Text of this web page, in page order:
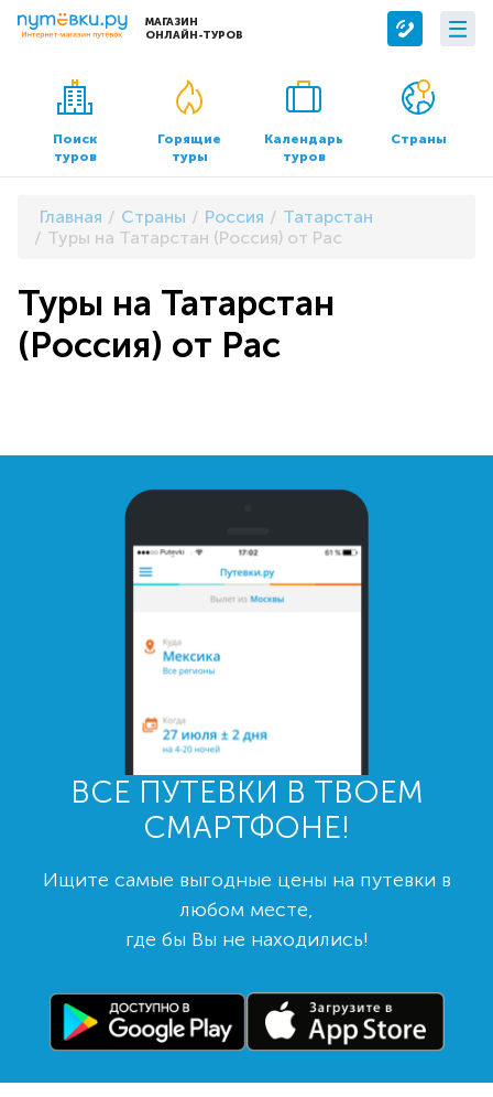
МАГАЗИН
ОНЛАЙН-ТУРОВ
Сервисы
Бронирование отелей
Трансфер
О компании
О нас
Контакты
Документы и реквизиты
Поиск
туров
Горящие
туры
Календарь
туров
Страны
Главная Страны Россия
Татарстан
Туры на Татарстан (Россия) от Pac
Туры на Татарстан
(Россия) от Pac
ВСЕ ПУТЕВКИ В ТВОЕМ
СМАРТФОНЕ!
Ищите самые выгодные цены на путевки в
любом месте,
где бы Вы не находились!